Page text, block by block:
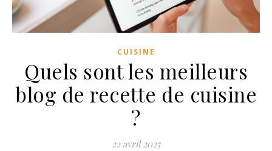
CUISINE
Quels sont les meilleurs
blog de recette de cuisine
?
22 avril 2025